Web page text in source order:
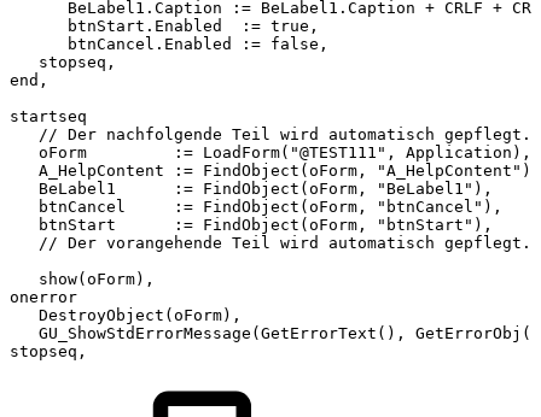
BeLabel1.Caption
:= BeLabel1.Caption + CRLF +
btnStart.Enabled
:= true,
btnCancel.Enabled
:= false,
stopseq,
end,
startseq
// Der nachfolgende Teil wird automatisch gepflegt.
oForm
:= LoadForm("@TEST111",
Application),
A_HelpContent
:= FindObject(oForm,
"A_HelpContent"),
BeLabel1
:= FindObject(oForm,
"BeLabel1"),
btnCancel
:= FindObject(oForm,
"btnCancel"),
btnStart
:= FindObject(oForm,
"btnStart"),
// Der vorangehende Teil wird automatisch gepflegt.
show(oForm),
onerror
DestroyObject(oForm),
GU_ShowStdErrorMessage(GetErrorText(),
stopseq,